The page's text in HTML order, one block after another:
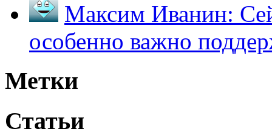
Максим Иванин:
особенно важно
Метки
Статьи